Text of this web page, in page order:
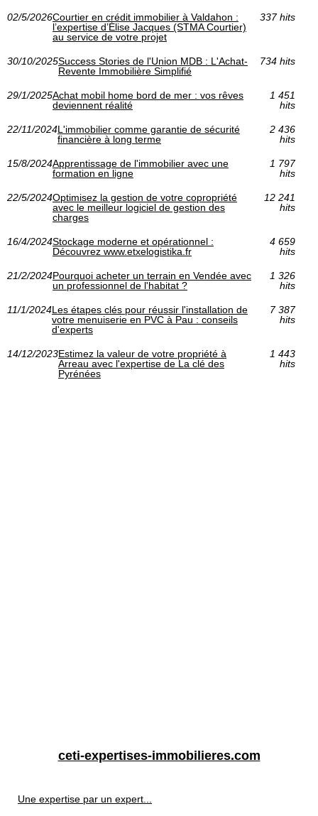
02/5/2026Courtier en crédit immobilier à Valdahon :
l’expertise d’Élise Jacques (STMA Courtier)
au service de votre projet
337 hits
30/10/2025Success Stories de l'Union MDB : L'Achat-
Revente Immobilière Simplifié
734 hits
29/1/2025Achat mobil home bord de mer : vos rêves
deviennent réalité
1 451
hits
22/11/2024L'immobilier comme garantie de sécurité
financière à long terme
2 436
hits
15/8/2024Apprentissage de l'immobilier avec une
formation en ligne
1 797
hits
22/5/2024Optimisez la gestion de votre copropriété
avec le meilleur logiciel de gestion des
charges
12 241
hits
16/4/2024Stockage moderne et opérationnel :
Découvrez www.etxelogistika.fr
4 659
hits
21/2/2024Pourquoi acheter un terrain en Vendée avec
un professionnel de l'habitat ?
1 326
hits
11/1/2024Les étapes clés pour réussir l'installation de
votre menuiserie en PVC à Pau : conseils
d'experts
7 387
hits
14/12/2023Estimez la valeur de votre propriété à
Arreau avec l'expertise de La clé des
Pyrénées
1 443
hits
ceti-expertises-immobilieres.com
Une expertise par un expert...